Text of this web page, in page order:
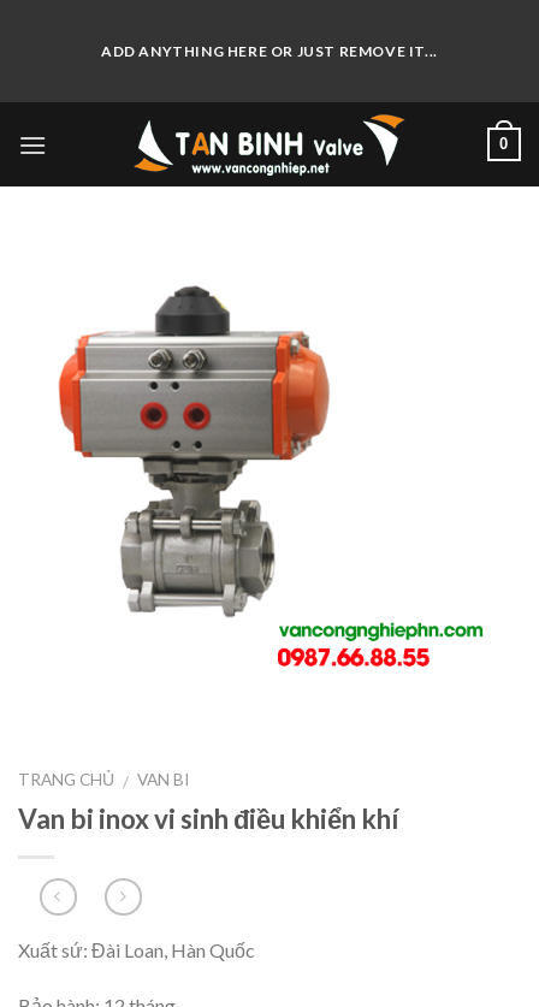
ADD ANYTHING HERE OR JUST REMOVE IT...
0
TRANG CHỦ / VAN BI
Van bi inox vi sinh điều khiển khí
Xuất sứ: Đài Loan, Hàn Quốc